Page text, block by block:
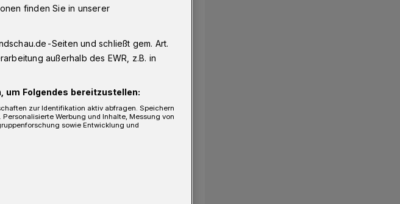
finden Sie in unserer
Seiten und schließt gem. Art.
außerhalb des EWR, z.B. in
um Folgendes bereitzustellen:
zur Identifikation aktiv abfragen. Speichern
Werbung und Inhalte, Messung von
sowie Entwicklung und